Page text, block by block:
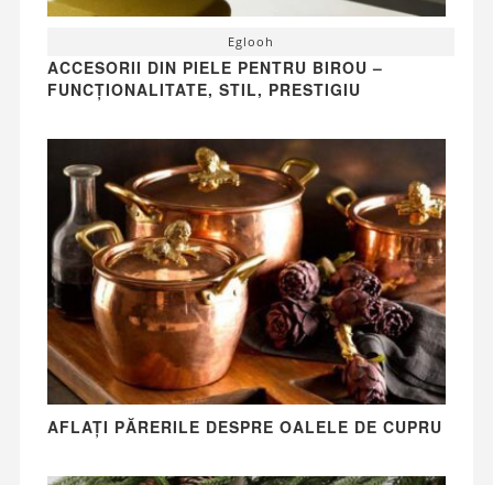
Eglooh
ACCESORII DIN PIELE PENTRU BIROU –
FUNCȚIONALITATE, STIL, PRESTIGIU
AFLAȚI PĂRERILE DESPRE OALELE DE CUPRU